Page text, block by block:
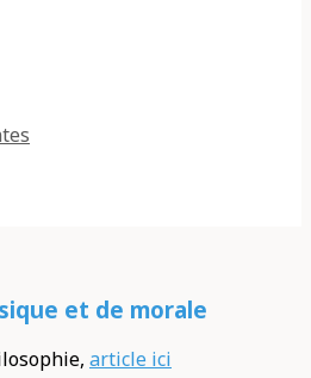
et de morale
article ici